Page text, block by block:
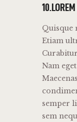
Quisque
Etiam
Nam
semper
sem